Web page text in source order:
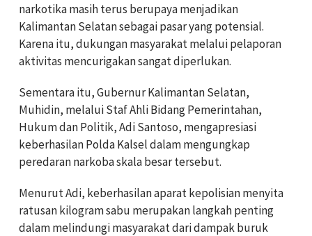
narkotika masih terus berupaya menjadikan
Kalimantan Selatan sebagai pasar yang potensial.
Karena itu, dukungan masyarakat melalui pelaporan
aktivitas mencurigakan sangat diperlukan.
Sementara itu, Gubernur Kalimantan Selatan,
Muhidin, melalui Staf Ahli Bidang Pemerintahan,
Hukum dan Politik, Adi Santoso, mengapresiasi
keberhasilan Polda Kalsel dalam mengungkap
peredaran narkoba skala besar tersebut.
Menurut Adi, keberhasilan aparat kepolisian menyita
ratusan kilogram sabu merupakan langkah penting
dalam melindungi masyarakat dari dampak buruk